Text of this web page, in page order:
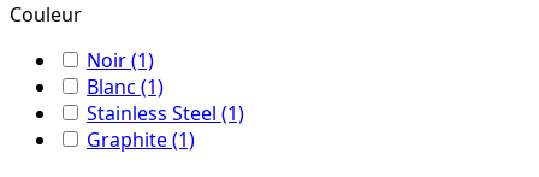
Couleur
Noir(1)
Blanc (1)
Stainless Steel (1)
Graphite(1)